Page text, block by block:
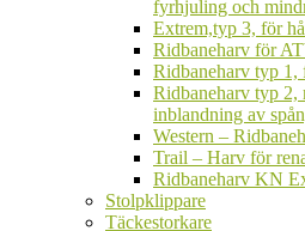
fyrhjuling och
Extrem,typ 3, för
Ridbaneharv för
Ridbaneharv typ 1,
Ridbaneharv typ 2,
inblandning av
Western –
Trail – Harv för
Ridbaneharv KN
Stolpklippare
Täckestorkare